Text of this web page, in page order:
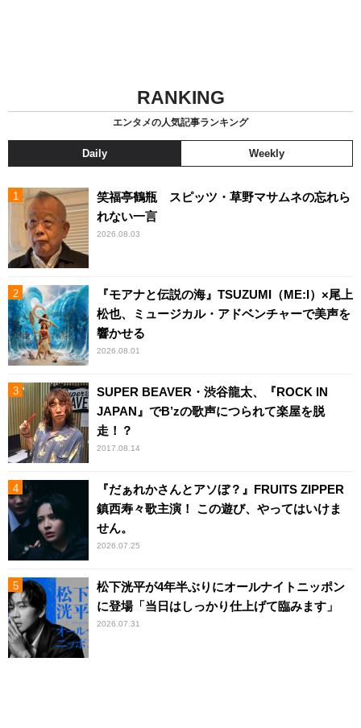
RANKING
エンタメの人気記事ランキング
Daily Weekly
笑福亭鶴瓶 スピッツ・草野マサムネの忘れら
れない一言
2026.08.03
『モアナと伝説の海』TSUZUMI（ME:I）×尾上
松也、ミュージカル・アドベンチャーで美声を
響かせる
2026.08.01
SUPER BEAVER・渋谷龍太、『ROCK IN
JAPAN』でB’zの歌声につられて楽屋を脱
走！？
2017.08.14
『だぁれかさんとアソぼ？』FRUITS ZIPPER
鎮西寿々歌主演！ この遊び、やってはいけま
せん。
2026.07.25
松下洸平が4年半ぶりにオールナイトニッポン
に登場「当日はしっかり仕上げて臨みます」
2026.07.31